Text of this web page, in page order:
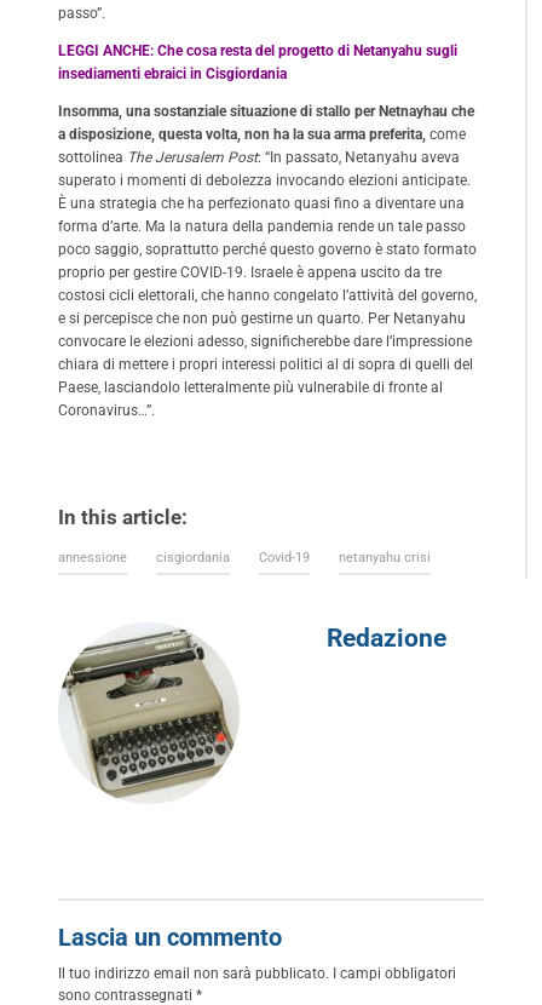
passo”.
LEGGI ANCHE: Che cosa resta del progetto di Netanyahu sugli
insediamenti ebraici in Cisgiordania
Insomma, una sostanziale situazione di stallo per Netnayhau che
a disposizione, questa volta, non ha la sua arma preferita, come
sottolinea The Jerusalem Post: “In passato, Netanyahu aveva
superato i momenti di debolezza invocando elezioni anticipate.
È una strategia che ha perfezionato quasi fino a diventare una
forma d’arte. Ma la natura della pandemia rende un tale passo
poco saggio, soprattutto perché questo governo è stato formato
proprio per gestire COVID-19. Israele è appena uscito da tre
costosi cicli elettorali, che hanno congelato l’attività del governo,
e si percepisce che non può gestirne un quarto. Per Netanyahu
convocare le elezioni adesso, significherebbe dare l’impressione
chiara di mettere i propri interessi politici al di sopra di quelli del
Paese, lasciandolo letteralmente più vulnerabile di fronte al
Coronavirus…”.
In this article:
annessione cisgiordania Covid-19 netanyahu crisi
Redazione
Lascia un commento
Il tuo indirizzo email non sarà pubblicato. I campi obbligatori
sono contrassegnati *